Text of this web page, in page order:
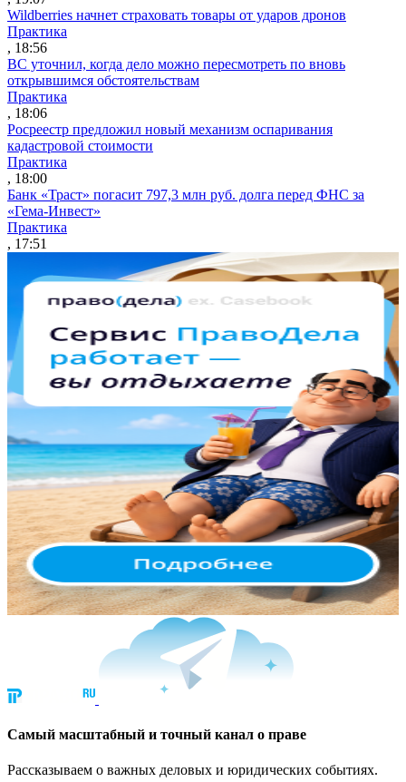
Wildberries начнет страховать товары от ударов дронов
Практика
, 18:56
ВС уточнил, когда дело можно пересмотреть по вновь
открывшимся обстоятельствам
Практика
, 18:06
Росреестр предложил новый механизм оспаривания
кадастровой стоимости
Практика
, 18:00
Банк «Траст» погасит 797,3 млн руб. долга перед ФНС за
«Гема-Инвест»
Практика
, 17:51
Cамый масштабный и точный канал о праве
Рассказываем о важных деловых и юридических событиях.